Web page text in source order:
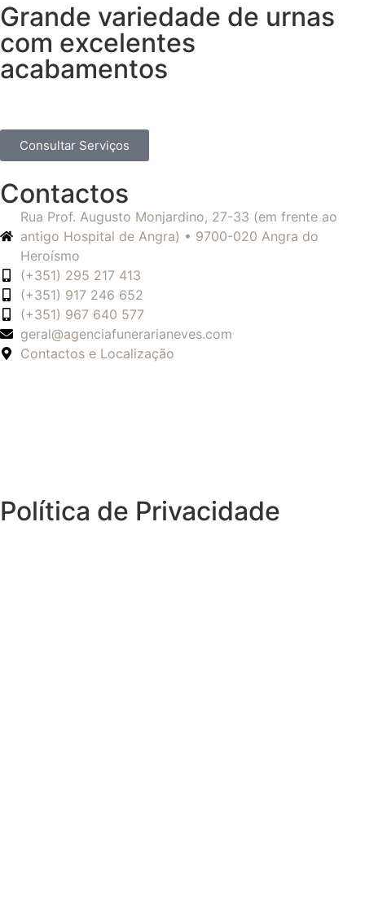
Grande variedade de urnas
com excelentes
acabamentos
Consultar Serviços
Contactos
Rua Prof. Augusto Monjardino, 27-33 (em frente ao
antigo Hospital de Angra) • 9700-020 Angra do
Heroísmo
(+351) 295 217 413
(+351) 917 246 652
(+351) 967 640 577
geral@agenciafunerarianeves.com
Contactos e Localização
Política de Privacidade